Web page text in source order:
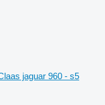
jaguar 960 - s5